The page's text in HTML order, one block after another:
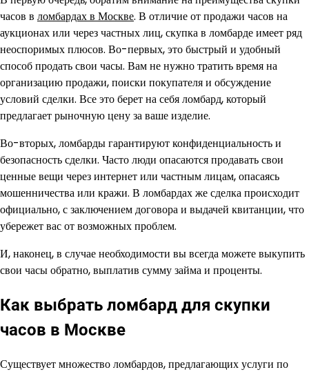
часов в ломбардах в Москве. В отличие от продажи часов на
аукционах или через частных лиц, скупка в ломбарде имеет ряд
неоспоримых плюсов. Во-первых, это быстрый и удобный
способ продать свои часы. Вам не нужно тратить время на
организацию продажи, поиски покупателя и обсуждение
условий сделки. Все это берет на себя ломбард, который
предлагает рыночную цену за ваше изделие.
Во-вторых, ломбарды гарантируют конфиденциальность и
безопасность сделки. Часто люди опасаются продавать свои
ценные вещи через интернет или частным лицам, опасаясь
мошенничества или кражи. В ломбардах же сделка происходит
официально, с заключением договора и выдачей квитанции, что
убережет вас от возможных проблем.
И, наконец, в случае необходимости вы всегда можете выкупить
свои часы обратно, выплатив сумму займа и проценты.
Как выбрать ломбард для скупки
часов в Москве
Существует множество ломбардов, предлагающих услуги по